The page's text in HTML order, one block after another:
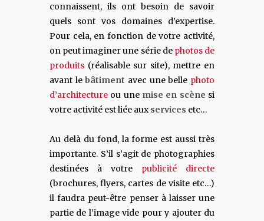
connaissent, ils ont besoin de savoir
quels sont vos domaines d’expertise.
Pour cela, en fonction de votre activité,
on peut imaginer une série de photos de
produits (réalisable sur site), mettre en
avant lebâtiment avec une belle photo
d’architecture ou unemise en scène si
votre activité est liée auxservices etc…
Au delà du fond, la forme est aussi très
importante. S’il s’agit de photographies
destinées à votre publicité directe
(brochures, flyers, cartes de visite etc…)
il faudra peut-être penser à laisser une
partie de l’image vide pour y ajouter du